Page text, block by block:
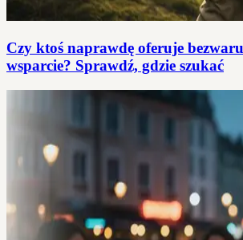
Czy ktoś naprawdę oferuje
wsparcie? Sprawdź, gdzie szukać